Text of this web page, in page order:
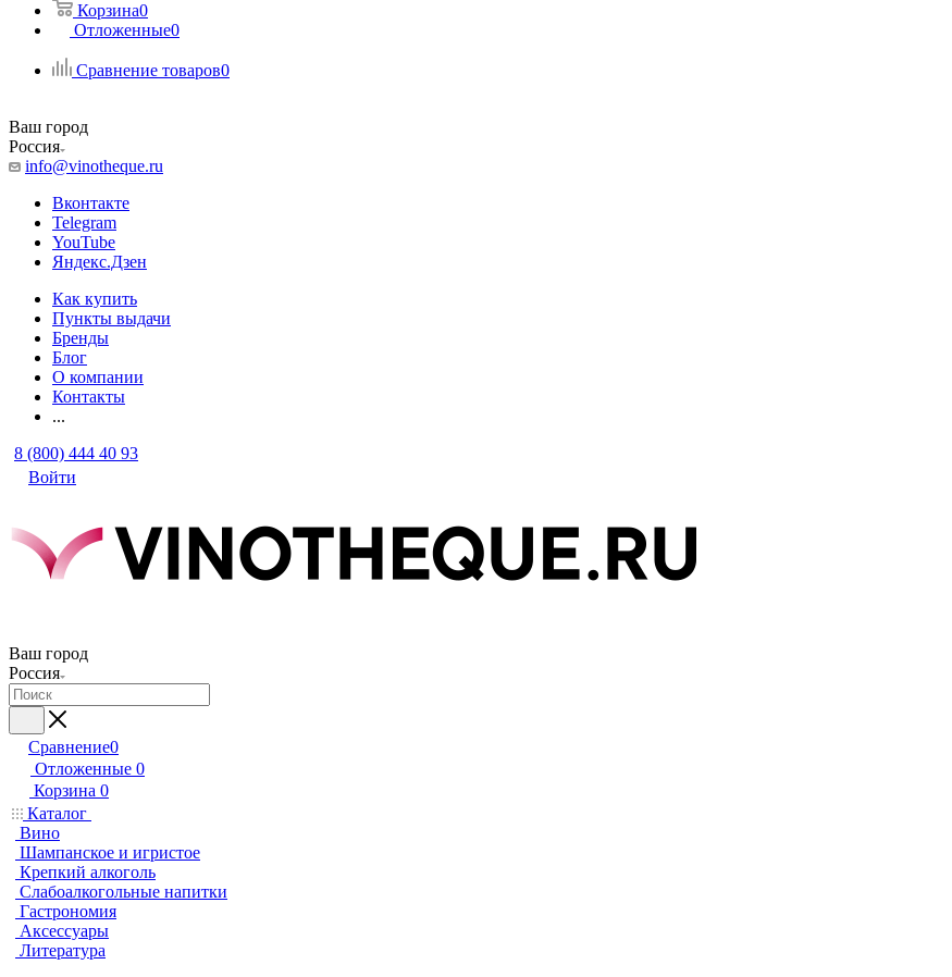
Корзина0
Отложенные0
Сравнение товаров0
Ваш город
Россия
info@vinotheque.ru
Вконтакте
Telegram
YouTube
Яндекс.Дзен
Как купить
Пункты выдачи
Бренды
Блог
О компании
Контакты
...
8 (800) 444 40 93
Войти
Ваш город
Россия
Сравнение0
Отложенные 0
Корзина 0
Каталог
Вино
Шампанское и игристое
Крепкий алкоголь
Слабоалкогольные напитки
Гастрономия
Аксессуары
Литература